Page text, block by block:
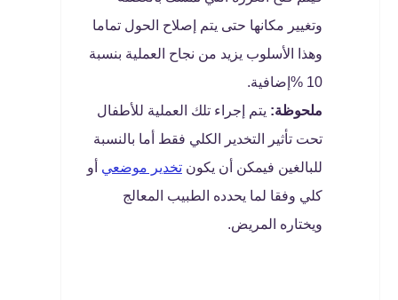
وتغيير مكانها حتى يتم إصلاح الحول تماما
وهذا الأسلوب يزيد من نجاح العملية بنسبة
10 %إضافية.
ملحوظة: يتم إجراء تلك العملية للأطفال
تحت تأثير التخدير الكلي فقط أما بالنسبة
للبالغين فيمكن أن يكون تخدير موضعي أو
كلي وفقا لما يحدده الطبيب المعالج
ويختاره المريض.